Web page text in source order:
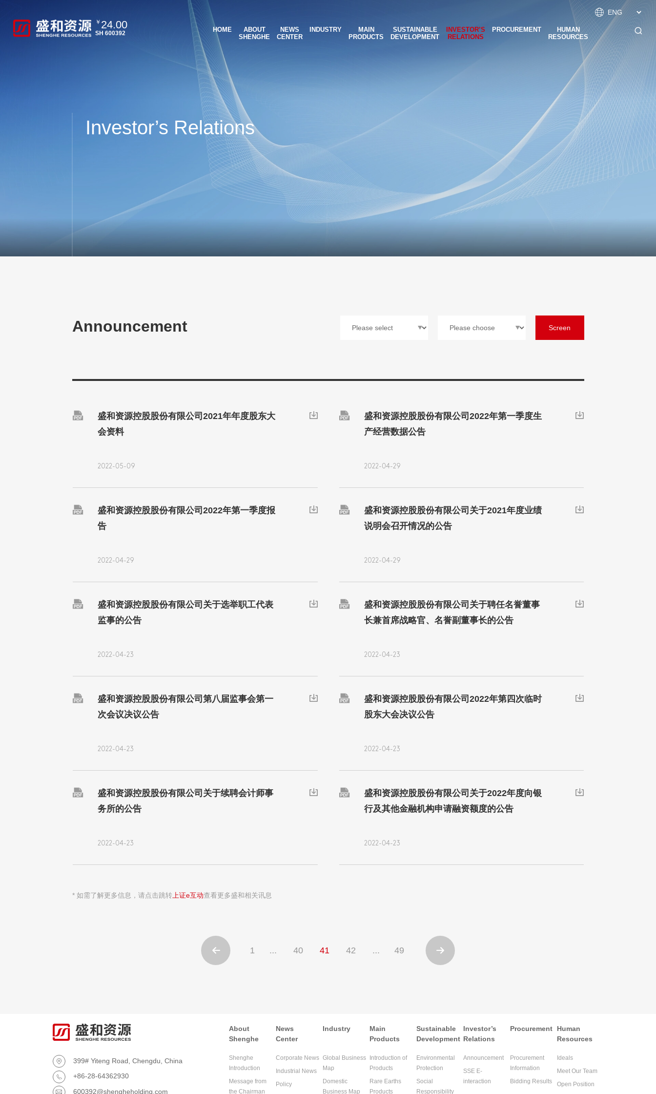
￥ 24.00
SH 600392

HOME
ABOUT
SHENGHE
NEWS
CENTER
INDUSTRY
MAIN
PRODUCTS
SUSTAINABLE
DEVELOPMENT
INVESTOR’S
RELATIONS
PROCUREMENT
HUMAN
RESOURCES

Investor’s Relations
Announcement Screen

盛和资源控股股份有限公司2021年年度股东大
会资料
2022-05-09
 
盛和资源控股股份有限公司2022年第一季度生
产经营数据公告
2022-04-29


盛和资源控股股份有限公司2022年第一季度报
告
2022-04-29
 
盛和资源控股股份有限公司关于2021年度业绩
说明会召开情况的公告
2022-04-29


盛和资源控股股份有限公司关于选举职工代表
监事的公告
2022-04-23
 
盛和资源控股股份有限公司关于聘任名誉董事
长兼首席战略官、名誉副董事长的公告
2022-04-23


盛和资源控股股份有限公司第八届监事会第一
次会议决议公告
2022-04-23
 
盛和资源控股股份有限公司2022年第四次临时
股东大会决议公告
2022-04-23


盛和资源控股股份有限公司关于续聘会计师事
务所的公告
2022-04-23
 
盛和资源控股股份有限公司关于2022年度向银
行及其他金融机构申请融资额度的公告
2022-04-23

* 如需了解更多信息，请点击跳转上证e互动查看更多盛和相关讯息
 1 ... 40 41 42 ... 49 
 399# Yiteng Road, Chengdu, China
 +86-28-64362930
 600392@shengheholding.com
About
Shenghe
Shenghe
Introduction
Message from
the Chairman
News
Center
Corporate News
Industrial News
Policy
Industry
Global Business
Map
Domestic
Business Map
Main
Products
Introduction of
Products
Rare Earths
Products
Sustainable
Development
Environmental
Protection
Social
Responsibility
Investor’s
Relations
Announcement
SSE E-
interaction
Procurement
Procurement
Information
Bidding Results
Human
Resources
Ideals
Meet Our Team
Open Position